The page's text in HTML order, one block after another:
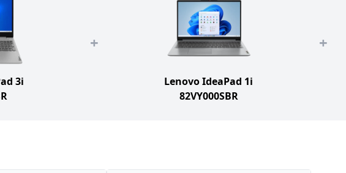
3i
+
Lenovo IdeaPad 1i
82VY000SBR
+